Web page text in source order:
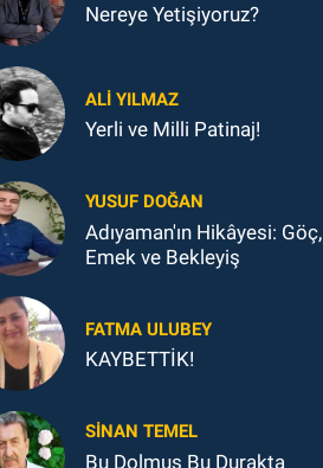
Nereye Yetişiyoruz?
ALI YILMAZ
Yerli ve Milli Patinaj!
YUSUF DOĞAN
Adıyaman'ın Hikâyesi: Göç,
Emek ve Bekleyiş
FATMA ULUBEY
KAYBETTİK!
SINAN TEMEL
Bu Dolmuş Bu Durakta